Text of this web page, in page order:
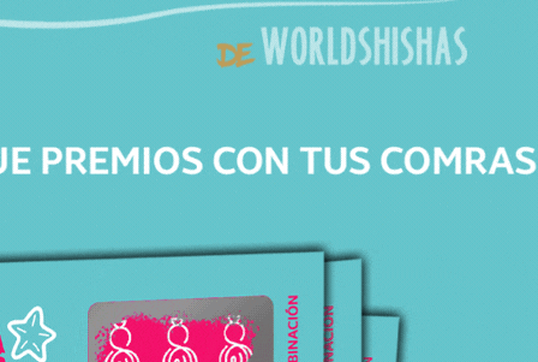
rendimiento excepcional.
Mástil con bola de resina decorativa
Muelle de manguera
Conector de manguera
Boquilla